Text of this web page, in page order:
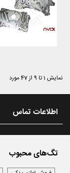
نمایش 1 تا 9 از 47 مورد
اطلاعات تماس
تگ‌های محبوب